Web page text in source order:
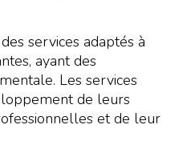
services adaptés à
ayant des
Les services
de leurs
et de leur